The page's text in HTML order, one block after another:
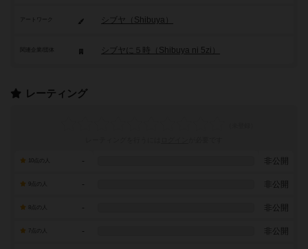
アートワーク シブヤ（Shibuya）
シブヤに５時（Shibuya ni 5zi）
レーティング
- 非公開
- 非公開
- 非公開
7点の人 - 非公開